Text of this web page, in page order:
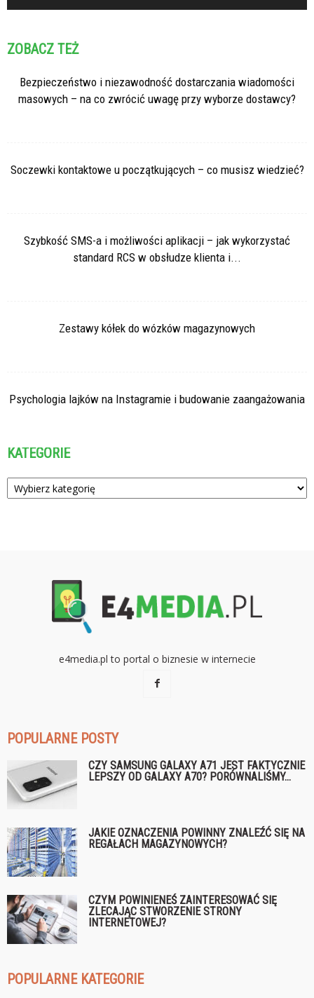
ZOBACZ TEŻ
Bezpieczeństwo i niezawodność dostarczania wiadomości
masowych – na co zwrócić uwagę przy wyborze dostawcy?
Soczewki kontaktowe u początkujących – co musisz wiedzieć?
Szybkość SMS-a i możliwości aplikacji – jak wykorzystać
standard RCS w obsłudze klienta i...
Zestawy kółek do wózków magazynowych
Psychologia lajków na Instagramie i budowanie zaangażowania
KATEGORIE
Kategorie
e4media.pl to portal o biznesie w internecie
POPULARNE POSTY
CZY SAMSUNG GALAXY A71 JEST FAKTYCZNIE
LEPSZY OD GALAXY A70? PORÓWNALIŚMY...
JAKIE OZNACZENIA POWINNY ZNALEŹĆ SIĘ NA
REGAŁACH MAGAZYNOWYCH?
CZYM POWINIENEŚ ZAINTERESOWAĆ SIĘ
ZLECAJĄC STWORZENIE STRONY
INTERNETOWEJ?
POPULARNE KATEGORIE